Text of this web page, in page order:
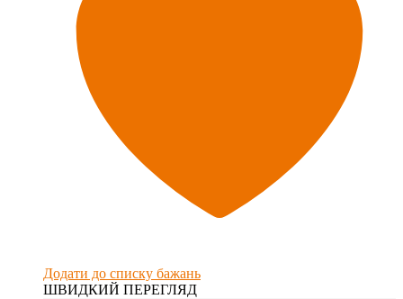
Додати до списку бажань
ШВИДКИЙ ПЕРЕГЛЯД